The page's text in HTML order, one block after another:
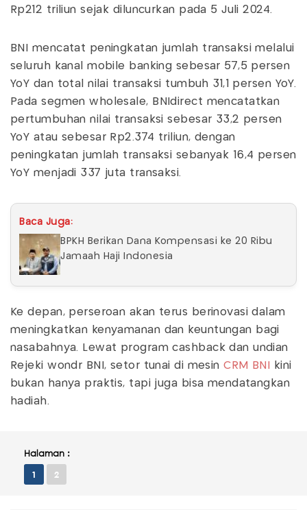
Rp212 triliun sejak diluncurkan pada 5 Juli 2024.
BNI mencatat peningkatan jumlah transaksi melalui
seluruh kanal mobile banking sebesar 57,5 persen
YoY dan total nilai transaksi tumbuh 31,1 persen YoY.
Pada segmen wholesale, BNIdirect mencatatkan
pertumbuhan nilai transaksi sebesar 33,2 persen
YoY atau sebesar Rp2.374 triliun, dengan
peningkatan jumlah transaksi sebanyak 16,4 persen
YoY menjadi 337 juta transaksi.
Baca Juga:
BPKH Berikan Dana Kompensasi ke 20 Ribu
Jamaah Haji Indonesia
Ke depan, perseroan akan terus berinovasi dalam
meningkatkan kenyamanan dan keuntungan bagi
nasabahnya. Lewat program cashback dan undian
Rejeki wondr BNI, setor tunai di mesinCRM BNI
kini
bukan hanya praktis, tapi juga bisa mendatangkan
hadiah.
Halaman :
1 2